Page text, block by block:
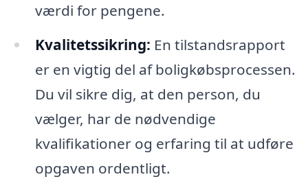
værdi for pengene.
Kvalitetssikring: En tilstandsrapport
er en vigtig del af boligkøbsprocessen.
Du vil sikre dig, at den person, du
vælger, har de nødvendige
kvalifikationer og erfaring til at udføre
opgaven ordentligt.